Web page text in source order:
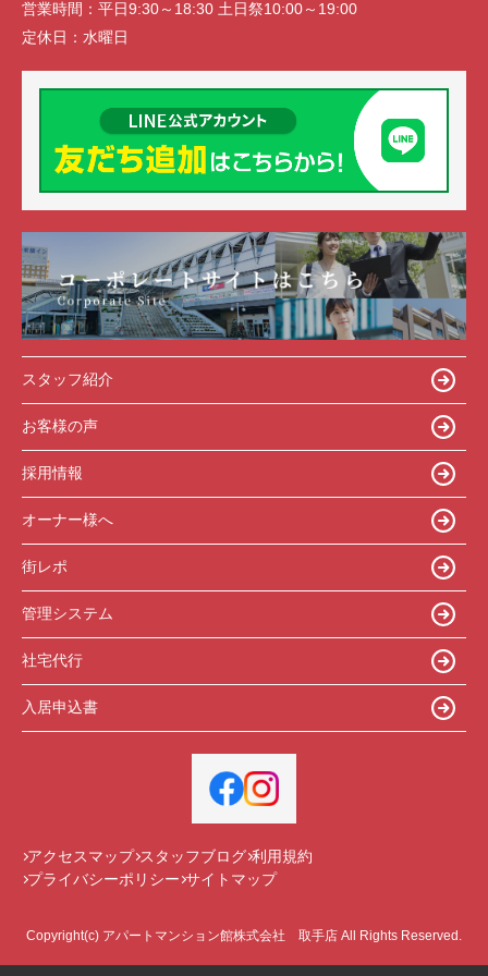
営業時間： 平日9:30～18:30 土日祭10:00～19:00
定休日： 水曜日
スタッフ紹介
お客様の声
採用情報
オーナー様へ
街レポ
管理システム
社宅代行
入居申込書
アクセスマップ スタッフブログ 利用規約
プライバシーポリシー サイトマップ
Copyright(c) アパートマンション館株式会社 取手店 All Rights Reserved.